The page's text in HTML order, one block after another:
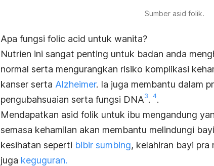
Sumber asid folik.
Apa fungsi folic acid untuk wanita?
Nutrien ini sangat penting untuk badan anda
normal serta mengurangkan risiko komplikasi
kanser serta Alzheimer. Ia juga membantu dalam
pengubahsuaian serta fungsi DNA3. 4.
Mendapatkan asid folik untuk ibu mengandung
semasa kehamilan akan membantu melindungi
kesihatan seperti bibir sumbing, kelahiran bayi
juga keguguran.